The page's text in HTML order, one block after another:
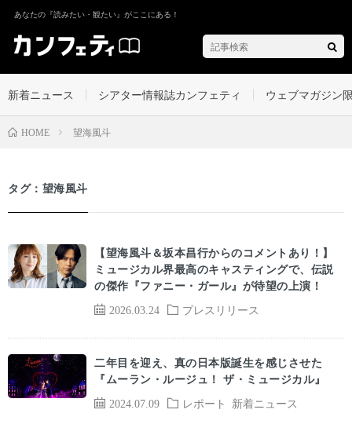
あなたの『読みたい・観たい』がここにある！
新着ニュース シアター情報誌カンフェティ ウェブマガジン
HOME 望海風斗
タグ：望海風斗
2026.03.24 プレスリリース
【望海風斗＆坂本昌行からのコメントあり！】
ミュージカル界最高のキャスティングで、伝説
の傑作『ファニー・ガール』が待望の上演！
2024.07.09 レポート 新着ニュース
二年目を迎え、真の日本版誕生を感じさせた
『ムーラン・ルージュ！ ザ・ミュージカル』